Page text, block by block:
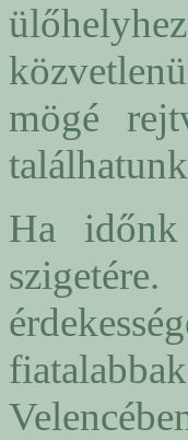
mögé
Ha